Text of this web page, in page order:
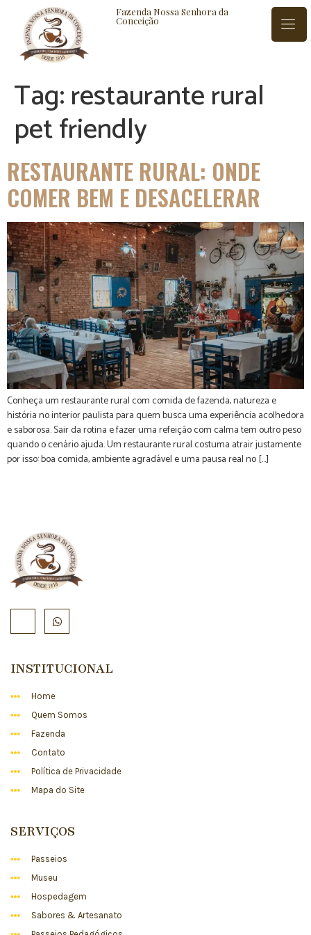
Fazenda Nossa Senhora da
Conceição
BLOG CONTATO
Tag:restaurante rural
pet friendly
RESTAURANTE RURAL: ONDE
COMER BEM E DESACELERAR
Conheça um restaurante rural com comida de fazenda, natureza e
história no interior paulista para quem busca uma experiência acolhedora
e saborosa. Sair da rotina e fazer uma refeição com calma tem outro peso
quando o cenário ajuda. Um restaurante rural costuma atrair justamente
por isso: boa comida, ambiente agradável e uma pausa real no […]
INSTITUCIONAL
Home
Quem Somos
Fazenda
Contato
Política de Privacidade
Mapa do Site
SERVIÇOS
Passeios
Museu
Hospedagem
Sabores & Artesanato